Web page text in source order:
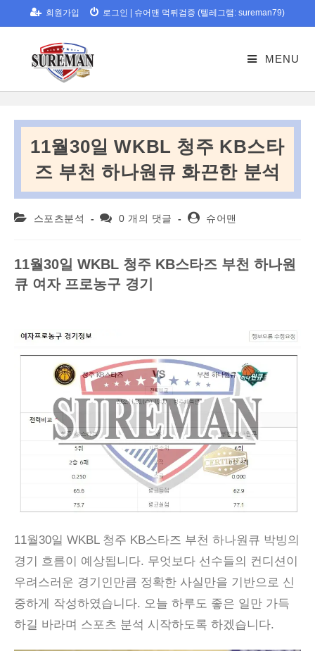
to
회원가입 로그인 슈어맨 먹튀검증 (텔레그램: sureman79)
MENU
11월30일 WKBL 청주 KB스타
즈 부천 하나원큐 화끈한 분석
Post 스포츠분석
Post0 개의 댓글
Post슈어맨
11월30일 WKBL 청주 KB스타즈 부천 하나원
큐 여자 프로농구 경기
11월30일 WKBL 청주 KB스타즈 부천 하나원큐 박빙의
경기 흐름이 예상됩니다. 무엇보다 선수들의 컨디션이
우려스러운 경기인만큼 정확한 사실만을 기반으로 신
중하게 작성하였습니다. 오늘 하루도 좋은 일만 가득
하길 바라며 스포츠 분석 시작하도록 하겠습니다.